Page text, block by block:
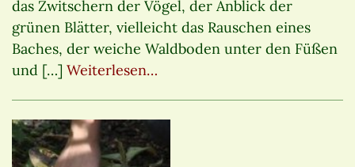
das Zwitschern der Vögel, der Anblick der
grünen Blätter, vielleicht das Rauschen eines
Baches, der weiche Waldboden unter den Füßen
und […] Weiterlesen…